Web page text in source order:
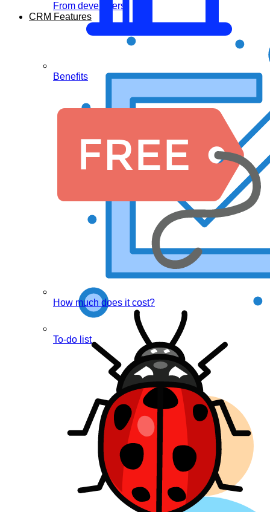
From developers
CRM Features
To-do list
Benefits
How much does it cost?